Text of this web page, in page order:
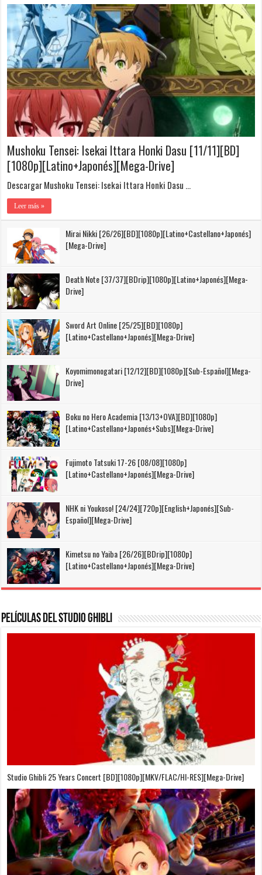
Mushoku Tensei: Isekai Ittara Honki Dasu [11/11][BD]
[1080p][Latino+Japonés][Mega-Drive]
Descargar Mushoku Tensei: Isekai Ittara Honki Dasu …
Leer más »
Mirai Nikki [26/26][BD][1080p][Latino+Castellano+Japonés]
[Mega-Drive]
Death Note [37/37][BDrip][1080p][Latino+Japonés][Mega-
Drive]
Sword Art Online [25/25][BD][1080p]
[Latino+Castellano+Japonés][Mega-Drive]
Koyomimonogatari [12/12][BD][1080p][Sub-Español][Mega-
Drive]
Boku no Hero Academia [13/13+OVA][BD][1080p]
[Latino+Castellano+Japonés+Subs][Mega-Drive]
Fujimoto Tatsuki 17-26 [08/08][1080p]
[Latino+Castellano+Japonés][Mega-Drive]
NHK ni Youkoso! [24/24][720p][English+Japonés][Sub-
Español][Mega-Drive]
Kimetsu no Yaiba [26/26][BDrip][1080p]
[Latino+Castellano+Japonés][Mega-Drive]
Películas del Studio Ghibli
On Your Mark [OVA][BDrip][1080p][Sub-Español][Sub-English][MEGA]